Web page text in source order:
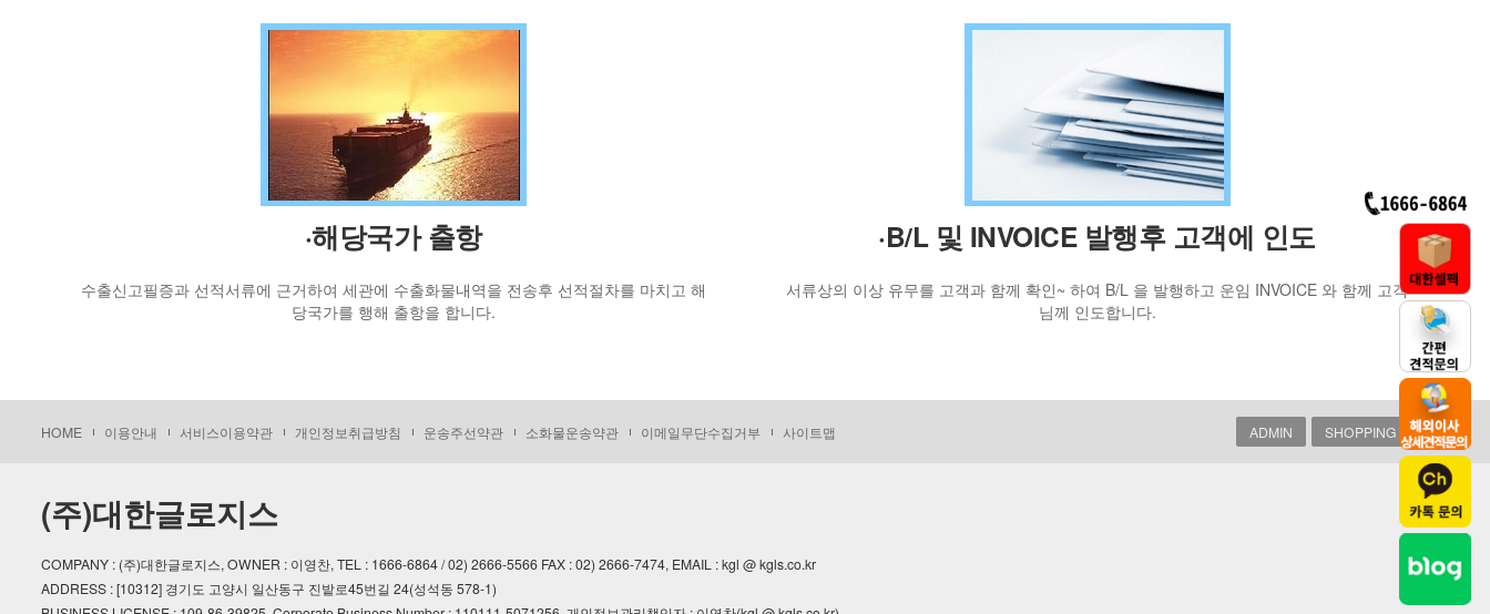
·해당국가 출항
수출신고필증과 선적서류에 근거하여 세관에 수출화물내역을 전송후 선적절차를 마치고 해
당국가를 행해 출항을 합니다.
·B/L 및 INVOICE 발행후 고객에 인도
서류상의 이상 유무를 고객과 함께 확인~ 하여 B/L 을 발행하고 운임 INVOICE 와 함께 고객
님께 인도합니다.
HOME 이용안내 서비스이용약관 개인정보취급방침 운송주선약관 소화물운송약관 이메일무단수집거부 사이트맵 ADMIN SHOPPING MALL
(주)대한글로지스
COMPANY : (주)대한글로지스, OWNER : 이영찬, TEL : 1666-6864 / 02) 2666-5566 FAX : 02) 2666-7474, EMAIL : kgl @ kgls.co.kr
ADDRESS : [10312] 경기도 고양시 일산동구 진밭로45번길 24(성석동 578-1)